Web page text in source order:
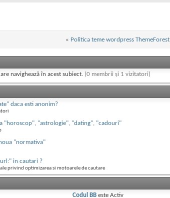
« Politica teme wordpress ThemeForest
navighează în acest subiect. (0 membrii și 1 vizitatori)
daca esti anonim?
"horoscop", "astrologie", "dating", "cadouri"
"normativa"
in cautari ?
privind optimizarea si motoarele de cautare
Codul BB esteActiv